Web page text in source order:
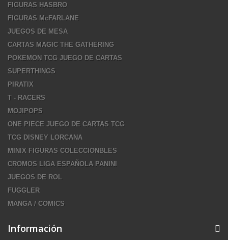
FIGURAS HASBRO
FIGURAS McFARLANE
JUEGOS DE MESA
CARTAS MAGIC THE GATHERING
POKEMON TCG JUEGO DE CARTAS
SUPERTHINGS
PIRATIX
T - RACERS
MOJIPOPS
ONE PIECE JUEGO DE CARTAS TCG
TCG DISNEY LORCANA
MINIX FIGURAS COLECCIONBLES
CROMOS LIGA ESPAÑOLA PANINI
JUEGOS DE ROL
FUGGLER
MANGA / COMICS
Información